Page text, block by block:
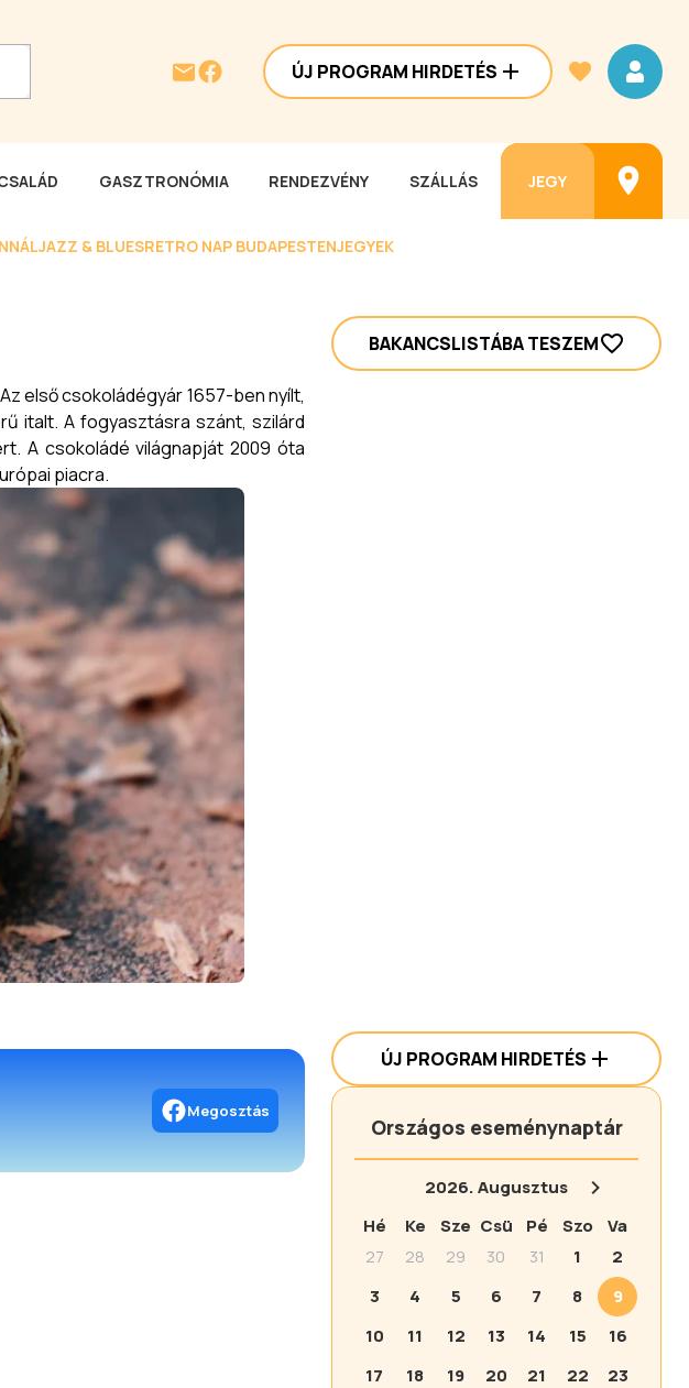
ÚJ PROGRAM HIRDETÉS
GASZTRONÓMIA RENDEZVÉNY SZÁLLÁS JEGY
JAZZ & BLUESRETRO NAP BUDAPESTENJEGYEK
első csokoládégyár 1657-ben nyílt,
italt. A fogyasztásra szánt, szilárd
A csokoládé világnapját 2009 óta
piacra.
Megosztás
BAKANCSLISTÁBA TESZEM
ÚJ PROGRAM HIRDETÉS
Országos eseménynaptár
2026.Augusztus
Hé
Ke Sze Csü Pé Szo
Va
27
28 29 30 31 1
2
3
4 5 6 7 8
9
10
11 12 13 14 15
16
17
18 19 20 21 22
23